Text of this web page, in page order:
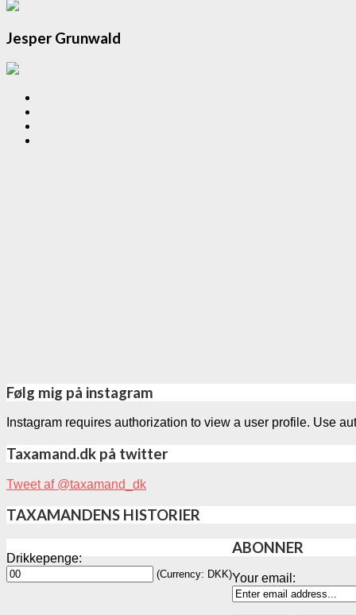
Jesper Grunwald
Følg mig på instagram
Instagram requires authorization to view a user profile. Use
Taxamand.dk på twitter
Tweet af @taxamand_dk
TAXAMANDENS HISTORIER
Drikkepenge:
(Currency: DKK)
ABONNER
Your email: